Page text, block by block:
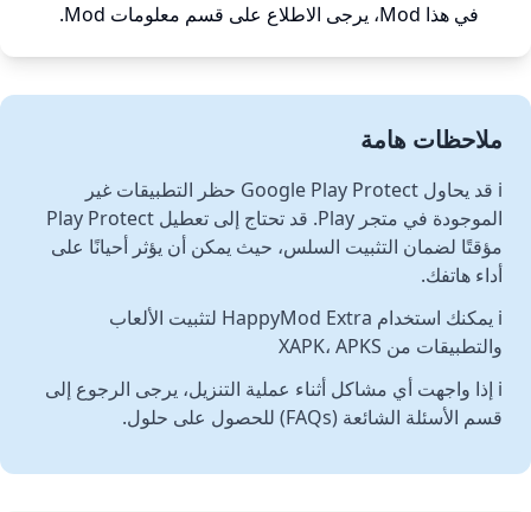
في هذا Mod، يرجى الاطلاع على قسم معلومات Mod.
ملاحظات هامة
ℹ️ قد يحاول Google Play Protect حظر التطبيقات غير
الموجودة في متجر Play. قد تحتاج إلى تعطيل Play Protect
مؤقتًا لضمان التثبيت السلس، حيث يمكن أن يؤثر أحيانًا على
أداء هاتفك.
ℹ️ يمكنك استخدام HappyMod Extra لتثبيت الألعاب
والتطبيقات من XAPK، APKS
ℹ️ إذا واجهت أي مشاكل أثناء عملية التنزيل، يرجى الرجوع إلى
قسم الأسئلة الشائعة (FAQs) للحصول على حلول.